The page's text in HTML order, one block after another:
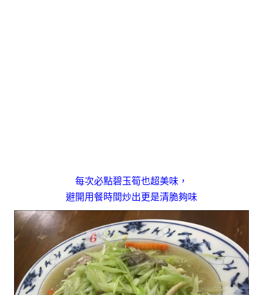
每次必點碧玉筍也超美味，
避開用餐時間炒出更是清脆夠味